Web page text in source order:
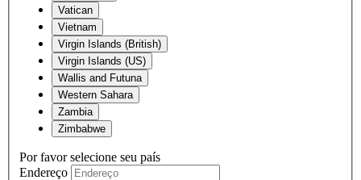
Vatican
Vietnam
Virgin Islands (British)
Virgin Islands (US)
Wallis and Futuna
Western Sahara
Zambia
Zimbabwe
Por favor selecione seu país
Endereço